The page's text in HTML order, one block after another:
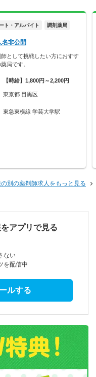
ト・アルバイト 調剤薬局
名非公開
師として挑戦したい方におすす
局です。
【時給】1,800円～2,200円
東京都 目黒区
東急東横線 学芸大学駅
別の薬剤師求人をもっと見る
アプリで見る
ない
を配信中
ルする